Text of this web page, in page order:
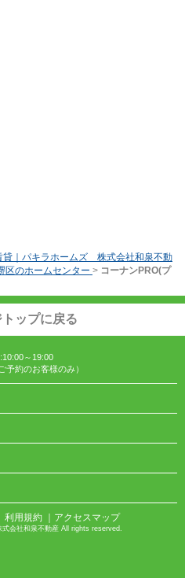
貸｜パキラホームズ 株式会社和泉不動
区のホームセンター > コーナンPRO(プ
ップに戻る
～19:00
予約のお客様のみ）
利用規約 ｜アクセスマップ
会社和泉不動産 All rights reserved.